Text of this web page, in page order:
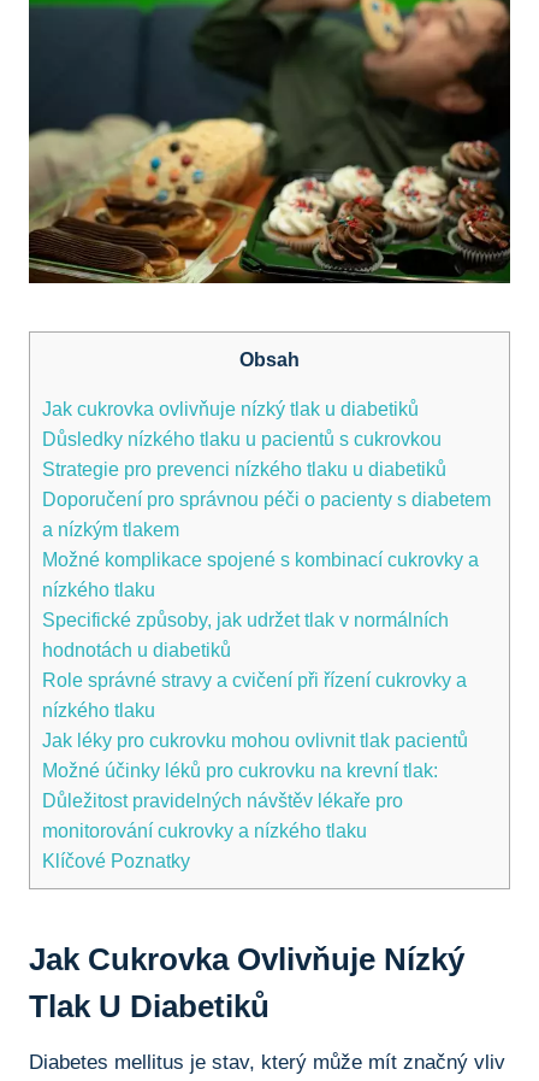
Obsah
Jak cukrovka ovlivňuje nízký tlak u diabetiků
Důsledky nízkého tlaku u pacientů s cukrovkou
Strategie pro prevenci nízkého tlaku u diabetiků
Doporučení pro správnou péči o pacienty s diabetem
a nízkým tlakem
Možné komplikace spojené s kombinací cukrovky a
nízkého tlaku
Specifické způsoby, jak udržet tlak v normálních
hodnotách u diabetiků
Role správné stravy a cvičení při řízení cukrovky a
nízkého tlaku
Jak léky pro cukrovku mohou ovlivnit tlak pacientů
Možné účinky léků pro cukrovku na krevní tlak:
Důležitost pravidelných návštěv lékaře pro
monitorování cukrovky a nízkého tlaku
Klíčové Poznatky
Jak Cukrovka Ovlivňuje Nízký
Tlak U Diabetiků
Diabetes mellitus je stav, který může mít značný vliv